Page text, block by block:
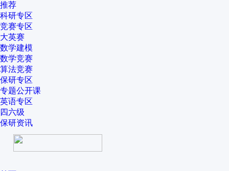
推荐
科研专区
竞赛专区
大英赛
数学建模
数学竞赛
算法竞赛
保研专区
专题公开课
英语专区
四六级
保研资讯